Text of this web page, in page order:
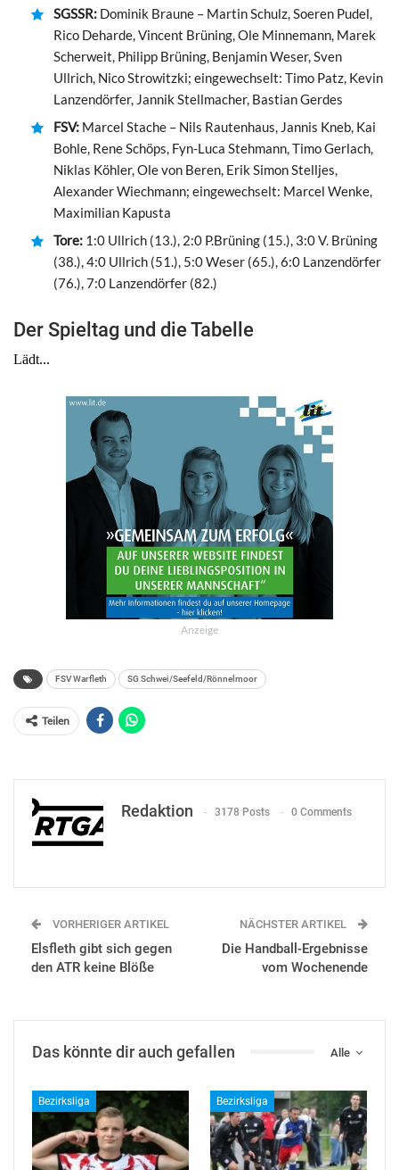
SGSSR: Dominik Braune – Martin Schulz, Soeren Pudel,
Rico Deharde, Vincent Brüning, Ole Minnemann, Marek
Scherweit, Philipp Brüning, Benjamin Weser, Sven
Ullrich, Nico Strowitzki; eingewechselt: Timo Patz, Kevin
Lanzendörfer, Jannik Stellmacher, Bastian Gerdes
FSV: Marcel Stache – Nils Rautenhaus, Jannis Kneb, Kai
Bohle, Rene Schöps, Fyn-Luca Stehmann, Timo Gerlach,
Niklas Köhler, Ole von Beren, Erik Simon Stelljes,
Alexander Wiechmann; eingewechselt: Marcel Wenke,
Maximilian Kapusta
Tore: 1:0 Ullrich (13.), 2:0 P.Brüning (15.), 3:0 V. Brüning
(38.), 4:0 Ullrich (51.), 5:0 Weser (65.), 6:0 Lanzendörfer
(76.), 7:0 Lanzendörfer (82.)
Der Spieltag und die Tabelle
Anzeige
FSV Warfleth SG Schwei/Seefeld/Rönnelmoor
Teilen
Redaktion 3178 Posts 0 Comments
VORHERIGER ARTIKEL
Elsfleth gibt sich gegen
den ATR keine Blöße
NÄCHSTER ARTIKEL
Die Handball-Ergebnisse
vom Wochenende
Alle
Das könnte dir auch gefallen
Bezirksliga Bezirksliga